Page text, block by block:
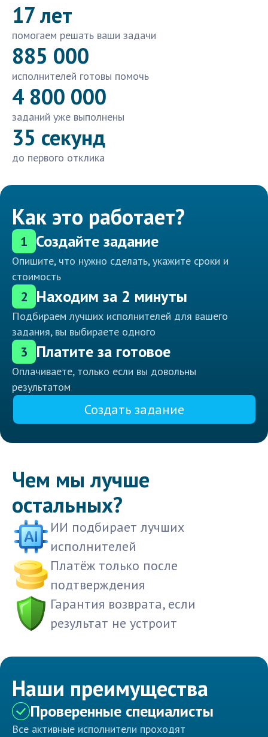
17 лет
помогаем решать ваши задачи
885 000
исполнителей готовы помочь
4 800 000
заданий уже выполнены
35 секунд
до первого отклика
Как это работает?
1 Создайте задание
Опишите, что нужно сделать, укажите сроки и
стоимость
2 Находим за 2 минуты
Подбираем лучших исполнителей для вашего
задания, вы выбираете одного
3 Платите за готовое
Оплачиваете, только если вы довольны
результатом
Создать задание
Чем мы лучше
остальных?
ИИ подбирает лучших
исполнителей
Платёж только после
подтверждения
Гарантия возврата, если
результат не устроит
Наши преимущества
Проверенные специалисты
Все активные исполнители проходят